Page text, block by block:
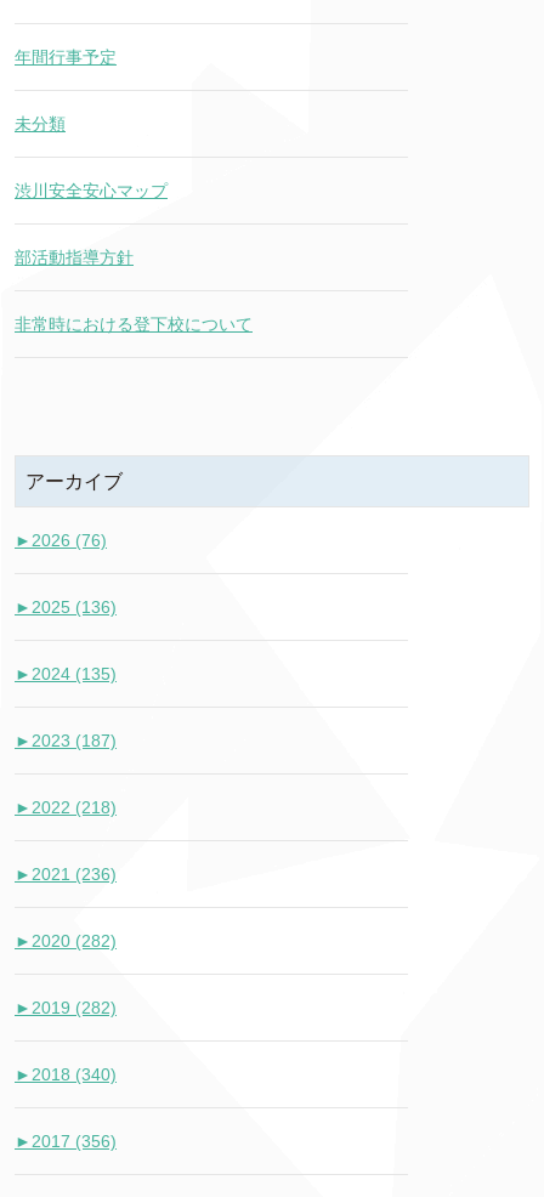
年間行事予定
未分類
渋川安全安心マップ
部活動指導方針
非常時における登下校について
アーカイブ
► 2026 (76)
► 2025 (136)
► 2024 (135)
► 2023 (187)
► 2022 (218)
► 2021 (236)
► 2020 (282)
► 2019 (282)
► 2018 (340)
► 2017 (356)